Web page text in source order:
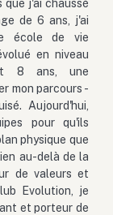
que j'ai chaussé
de 6 ans, j'ai
école de vie
en niveau
8 ans, une
mon parcours -
Aujourd'hui,
pour qu'ils
physique que
au-delà de la
de valeurs et
Evolution, je
et porteur de